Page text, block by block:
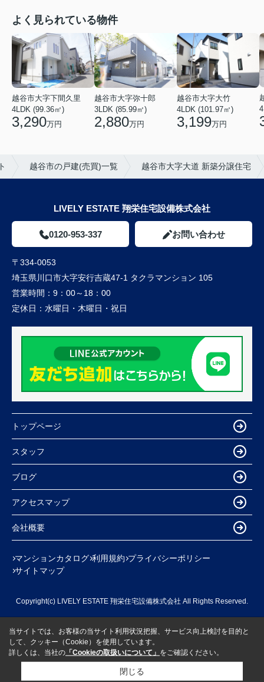
よく見られている物件
越谷市大字下間久里
4LDK (99.36㎡)
3,290万円
越谷市大字弥十郎
3LDK (85.99㎡)
2,880万円
越谷市大字大竹
4LDK (101.97㎡)
3,199万円
越谷市の戸建(売買)一覧 越谷市大字大道 新築分譲住宅
LIVELY ESTATE 翔栄住宅設備株式会社
0120-953-337 お問い合わせ
〒334-0053
埼玉県川口市大字安行吉蔵47-1 タクラマンション 105
営業時間： 9：00～18：00
定休日： 水曜日・木曜日・祝日
トップページ
スタッフ
ブログ
アクセスマップ
会社概要
マンションカタログ 利用規約 プライバシーポリシー
サイトマップ
Copyright(c) LIVELY ESTATE 翔栄住宅設備株式会社 All Rights Reserved.
当サイトでは、お客様の当サイト利用状況把握、サービス向上検討を目的と
して、クッキー（Cookie）を使用しています。
詳しくは、当社の 「Cookieの取扱いについて」 をご確認ください。
閉じる